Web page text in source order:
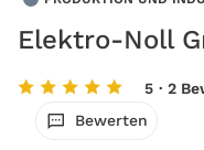
Elektro-Noll
5 · 2
Bewerten